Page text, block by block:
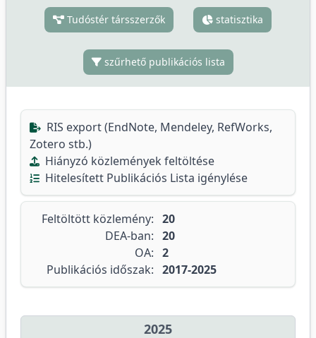
Tudóstér társszerzők statisztika
szűrhető publikációs lista
RIS export (EndNote, Mendeley, RefWorks,
Zotero stb.)
Hiányzó közlemények feltöltése
Hitelesített Publikációs Lista igénylése
Feltöltött közlemény: 20
DEA-ban: 20
OA: 2
Publikációs időszak: 2017-2025
2025